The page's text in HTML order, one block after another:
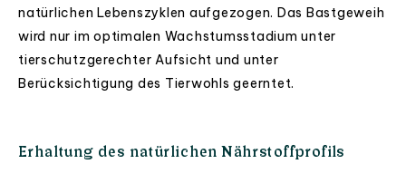
natürlichen Lebenszyklen aufgezogen. Das Bastgeweih
wird nur im optimalen Wachstumsstadium unter
tierschutzgerechter Aufsicht und unter
Berücksichtigung des Tierwohls geerntet.
Erhaltung des natürlichen Nährstoffprofils